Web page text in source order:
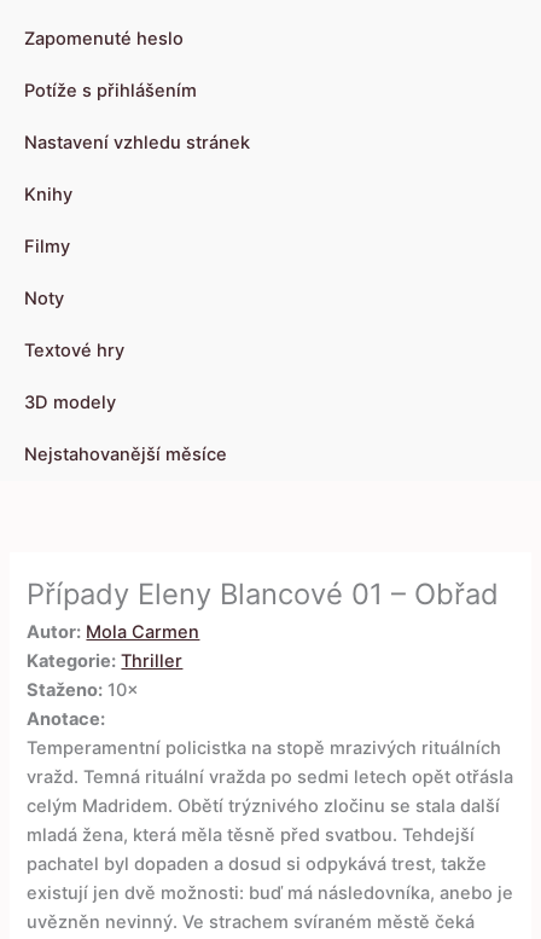
Zapomenuté heslo
Potíže s přihlášením
Nastavení vzhledu stránek
Knihy
Filmy
Noty
Textové hry
3D modely
Nejstahovanější měsíce
Případy Eleny Blancové 01 – Obřad
Autor: Mola Carmen
Kategorie: Thriller
Staženo: 10×
Anotace:
Temperamentní policistka na stopě mrazivých rituálních
vražd. Temná rituální vražda po sedmi letech opět otřásla
celým Madridem. Obětí trýznivého zločinu se stala další
mladá žena, která měla těsně před svatbou. Tehdejší
pachatel byl dopaden a dosud si odpykává trest, takže
existují jen dvě možnosti: buď má následovníka, anebo je
uvězněn nevinný. Ve strachem svíraném městě čeká